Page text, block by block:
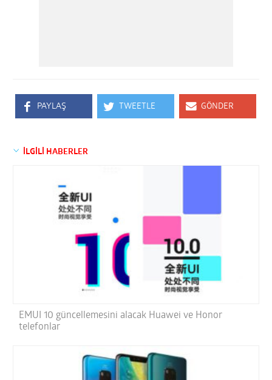
PAYLAŞ TWEETLE GÖNDER
İLGİLİ HABERLER
EMUI 10 güncellemesini alacak Huawei ve Honor
telefonlar